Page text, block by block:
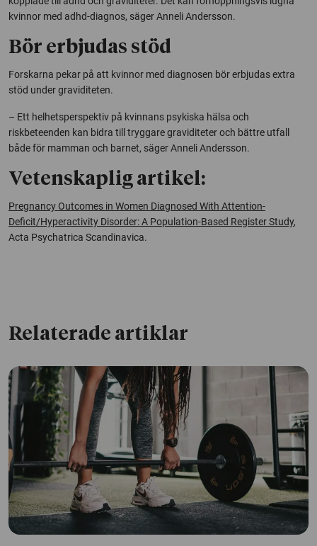
kvinnor med adhd-diagnos, säger Anneli Andersson.
Bör erbjudas stöd
Forskarna pekar på att kvinnor med diagnosen bör erbjudas extra
stöd under graviditeten.
– Ett helhetsperspektiv på kvinnans psykiska hälsa och
riskbeteenden kan bidra till tryggare graviditeter och bättre utfall
både för mamman och barnet, säger Anneli Andersson.
Vetenskaplig artikel:
Pregnancy Outcomes in Women Diagnosed With Attention-
Deficit/Hyperactivity Disorder: A Population-Based Register Study,
Acta Psychatrica Scandinavica.
Relaterade artiklar